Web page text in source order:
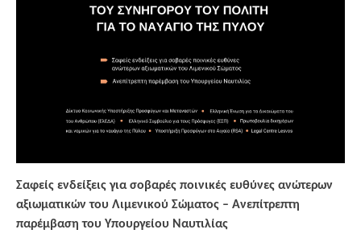
Σαφείς ενδείξεις για σοβαρές ποινικές ευθύνες ανώτερων
αξιωματικών του Λιμενικού Σώματος – Ανεπίτρεπτη
παρέμβαση του Υπουργείου Ναυτιλίας